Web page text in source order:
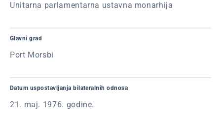
Unitarna parlamentarna ustavna monarhija
Glavni grad
Port Morsbi
Datum uspostavljanja bilateralnih odnosa
21. maj. 1976. godine.